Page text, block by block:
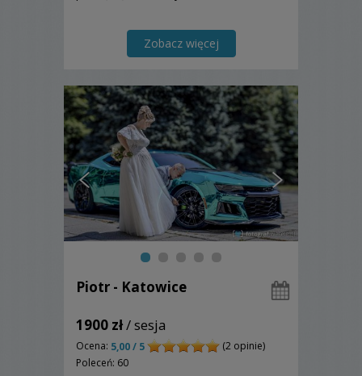
Zobacz więcej
Piotr - Katowice
1900 zł/ sesja
Ocena: 5,00 / 5
(2 opinie)
Poleceń: 60